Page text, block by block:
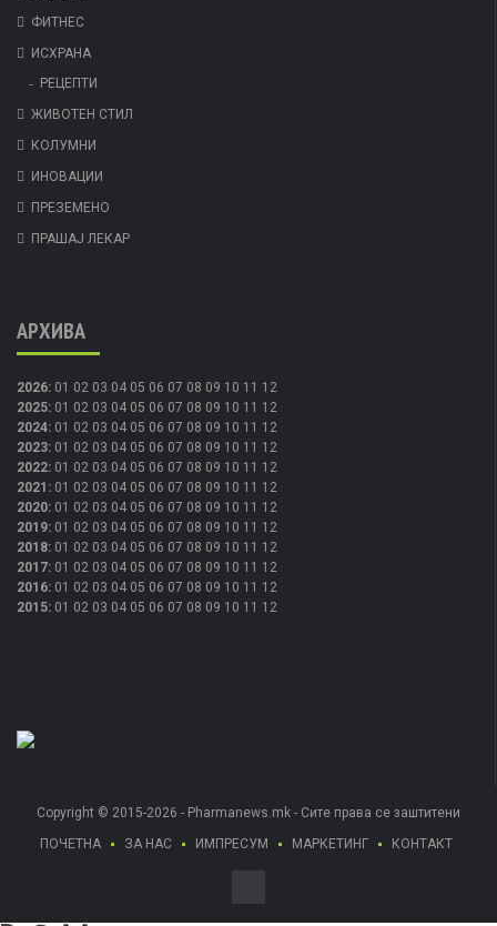
ФИТНЕС
ИСХРАНА
РЕЦЕПТИ
ЖИВОТЕН СТИЛ
КОЛУМНИ
ИНОВАЦИИ
ПРЕЗЕМЕНО
ПРАШАЈ ЛЕКАР
АРХИВА
2026: 01 02 03 04 05 06 07 08 09 10 11 12
2025: 01 02 03 04 05 06 07 08 09 10 11 12
2024: 01 02 03 04 05 06 07 08 09 10 11 12
2023: 01 02 03 04 05 06 07 08 09 10 11 12
2022: 01 02 03 04 05 06 07 08 09 10 11 12
2021 : 01 02 03 04 05 06 07 08 09 10 11 12
2020: 01 02 03 04 05 06 07 08 09 10 11 12
2019: 01 02 03 04 05 06 07 08 09 10 11 12
2018: 01 02 03 04 05 06 07 08 09 10 11 12
2017: 01 02 03 04 05 06 07 08 09 10 11 12
2016: 01 02 03 04 05 06 07 08 09 10 11 12
2015: 01 02 03 04 05 06 07 08 09 10 11 12
Copyright © 2015-2026 - Pharmanews.mk - Сите права се заштитени
ПОЧЕТНА
ЗА НАС ИМПРЕСУМ МАРКЕТИНГ КОНТАКТ